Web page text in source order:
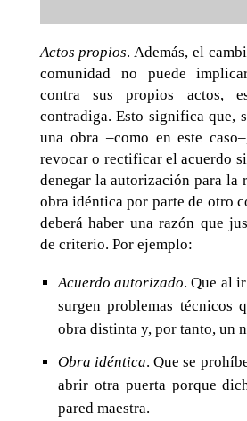
Actos propios. Además, el
comunidad no puede
contra sus propios actos,
contradiga. Esto significa que,
una obra –como en este
revocar o rectificar el acuerdo
denegar la autorización para la
obra idéntica por parte de otro
deberá haber una razón que
de criterio. Por ejemplo:
Acuerdo autorizado. Que al
surgen problemas técnicos
obra distinta y, por tanto, un
Obra idéntica. Que se
abrir otra puerta porque
pared maestra.